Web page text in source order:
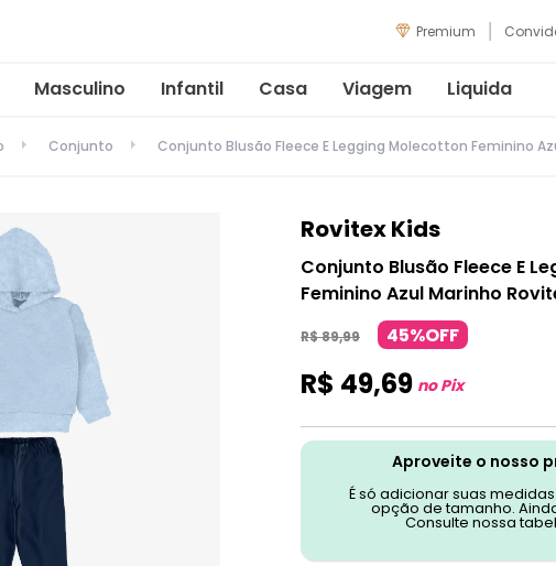
Premium
Masculino Infantil Casa Viagem Liquida
Conjunto Conjunto Blusão Fleece E Legging Molecotton Feminino
Rovitex Kids
Conjunto Blusão Fleece E
Feminino Azul Marinho
R$89,99 45%OFF
R$ 49,69 no Pix
Aproveite o nosso
É só adicionar suas
opção de tamanho.
Consulte nossa